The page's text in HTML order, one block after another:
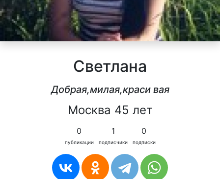
Светлана
Добрая,милая,краси вая
Москва 45 лет
0
публикации
1
подписчики
0
подписки